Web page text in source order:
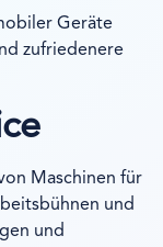
Geräte
zufriedenere
Maschinen für
und
und